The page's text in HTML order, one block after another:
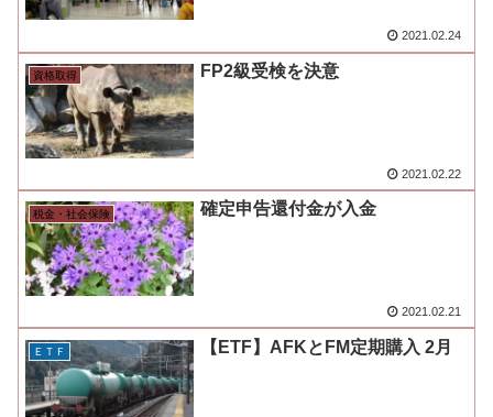
2021.02.24
資格取得 FP2級受検を決意
2021.02.22
税金・社会保険 確定申告還付金が入金
2021.02.21
ＥＴＦ 【ETF】AFKとFM定期購入 2月